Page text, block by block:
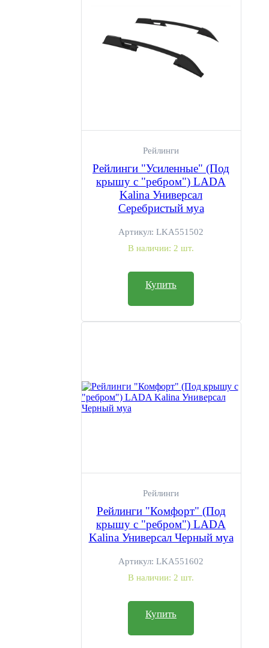
Рейлинги
Рейлинги "Усиленные" (Под
крышу с "ребром") LADA
Kalina Универсал
Серебристый муа
Артикул: LKA551502
В наличии: 2 шт.
Купить
Рейлинги
Рейлинги "Комфорт" (Под
крышу с "ребром") LADA
Kalina Универсал Черный муа
Артикул: LKA551602
В наличии: 2 шт.
Купить